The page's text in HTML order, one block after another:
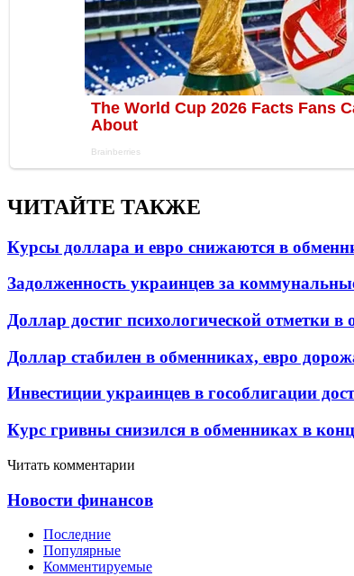
ЧИТАЙТЕ ТАКЖЕ
Курсы доллара и евро снижаются в
Задолженность украинцев за
Доллар достиг психологической отметки в
Доллар стабилен в обменниках, евро
Инвестиции украинцев в гособлигации
Курс гривны снизился в обменниках в
Читать комментарии
Новости финансов
Последние
Популярные
Комментируемые